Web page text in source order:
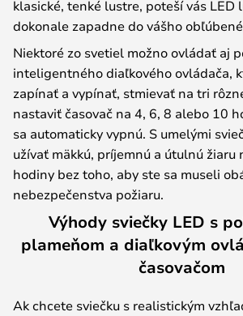
klasické, tenké lustre, poteší vás LED
dokonale zapadne do vášho
Niektoré zo svetiel možno ovládať aj
inteligentného diaľkového ovládača,
zapínať a vypínať, stmievať na tri
nastaviť časovač na 4, 6, 8 alebo 10
sa automaticky vypnú. S umelými
užívať mäkkú, príjemnú a útulnú žiaru
hodiny bez toho, aby ste sa museli
nebezpečenstva požiaru.
Výhody sviečky LED s
plameňom a diaľkovým
časovačom
Ak chcete sviečku s realistickým